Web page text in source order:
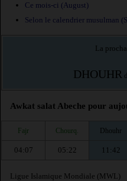
Ce mois-ci (August)
Selon le calendrier musulman
La
DHOUHR
Awkat salat Abeche pour
Fajr Chourq. Dhouhr
04:07 05:22 11:42
Ligue Islamique Mondiale (MWL)